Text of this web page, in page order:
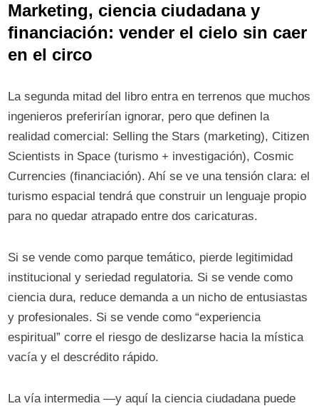
Marketing, ciencia ciudadana y
financiación: vender el cielo sin caer
en el circo
La segunda mitad del libro entra en terrenos que muchos
ingenieros preferirían ignorar, pero que definen la
realidad comercial: Selling the Stars (marketing), Citizen
Scientists in Space (turismo + investigación), Cosmic
Currencies (financiación). Ahí se ve una tensión clara: el
turismo espacial tendrá que construir un lenguaje propio
para no quedar atrapado entre dos caricaturas.
Si se vende como parque temático, pierde legitimidad
institucional y seriedad regulatoria. Si se vende como
ciencia dura, reduce demanda a un nicho de entusiastas
y profesionales. Si se vende como “experiencia
espiritual” corre el riesgo de deslizarse hacia la mística
vacía y el descrédito rápido.
La vía intermedia —y aquí la ciencia ciudadana puede